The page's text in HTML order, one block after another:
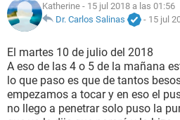
NUTRICIÓN
BIENESTAR
SEXUALIDAD
Katherine - 15 jul 2018 a las 01:56
Dr. Carlos Salinas
- 15 jul
El martes 10 de julio del 2018
A eso de las 4 o 5 de la mañana
lo que paso es que de tantos
empezamos a tocar y en eso el
no llego a penetrar solo puso la